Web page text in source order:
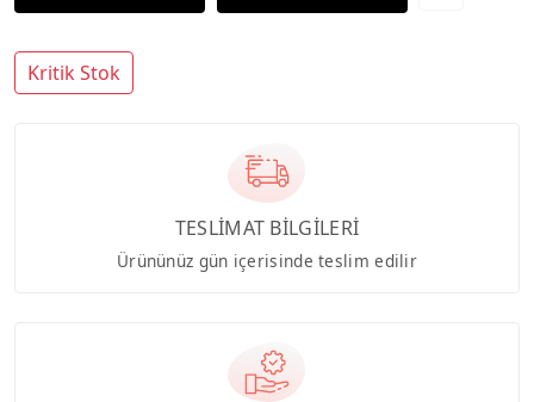
Kritik Stok
TESLİMAT BİLGİLERİ
Ürününüz gün içerisinde teslim edilir